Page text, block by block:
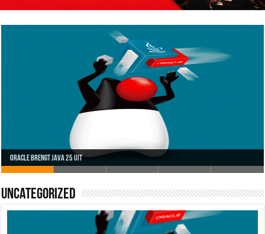
Oracle brengt Java 25 uit
Java 17
Java Magazine 2024 #4
Nieuwe community manager Simon!
J-Fall 2024
Uncategorized